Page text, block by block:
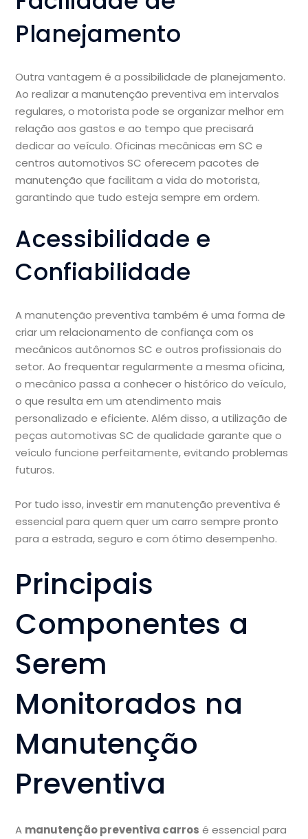
Planejamento
Outra vantagem é a possibilidade de planejamento.
Ao realizar a manutenção preventiva em intervalos
regulares, o motorista pode se organizar melhor em
relação aos gastos e ao tempo que precisará
dedicar ao veículo. Oficinas mecânicas em SC e
centros automotivos SC oferecem pacotes de
manutenção que facilitam a vida do motorista,
garantindo que tudo esteja sempre em ordem.
Acessibilidade e
Confiabilidade
A manutenção preventiva também é uma forma de
criar um relacionamento de confiança com os
mecânicos autônomos SC e outros profissionais do
setor. Ao frequentar regularmente a mesma oficina,
o mecânico passa a conhecer o histórico do veículo,
o que resulta em um atendimento mais
personalizado e eficiente. Além disso, a utilização de
peças automotivas SC de qualidade garante que o
veículo funcione perfeitamente, evitando problemas
futuros.
Por tudo isso, investir em manutenção preventiva é
essencial para quem quer um carro sempre pronto
para a estrada, seguro e com ótimo desempenho.
Principais
Componentes a
Serem
Monitorados na
Manutenção
Preventiva
A manutenção preventiva carros é essencial para